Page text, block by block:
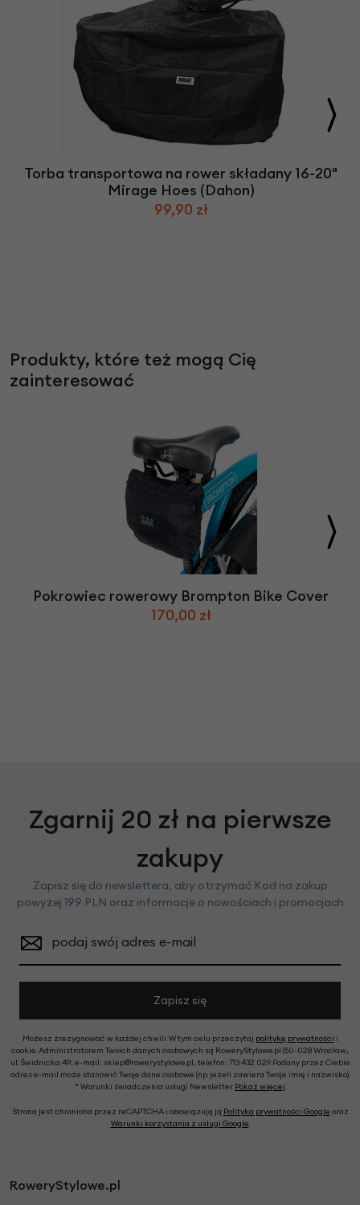
Torba transportowa na rower składany 16-20"
Mirage Hoes (Dahon)
99,90 zł
Produkty, które też mogą Cię
zainteresować
Pokrowiec rowerowy Brompton Bike Cover
170,00 zł
Zgarnij 20 zł na pierwsze
zakupy
Zapisz się do newslettera, aby otrzymać Kod na zakup
powyżej 199 PLN oraz informacje o nowościach i promocjach
podaj swój adres e-mail
Zapisz się
Możesz zrezygnować w każdej chwili. W tym celu przeczytaj politykę prywatności i
cookie. Administratorem Twoich danych osobowych są RoweryStylowe.pl (50-028 Wrocław,
ul. Świdnicka 49; e-mail: sklep@rowerystylowe.pl, telefon: 713 432 029. Podany przez Ciebie
adres e-mail może stanowić Twoje dane osobowe (np. jeżeli zawiera Twoje imię i nazwisko).
* Warunki świadczenia usługi Newsletter Pokaż więcej
Strona jest chroniona przez reCAPTCHA i obowiązują ją Polityka prywatności Google oraz
Warunki korzystania z usługi Google.
RoweryStylowe.pl